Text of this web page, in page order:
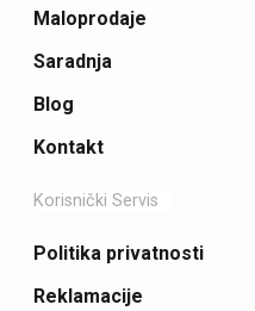
Maloprodaje
Saradnja
Blog
Kontakt
Korisnički Servis
Politika privatnosti
Reklamacije